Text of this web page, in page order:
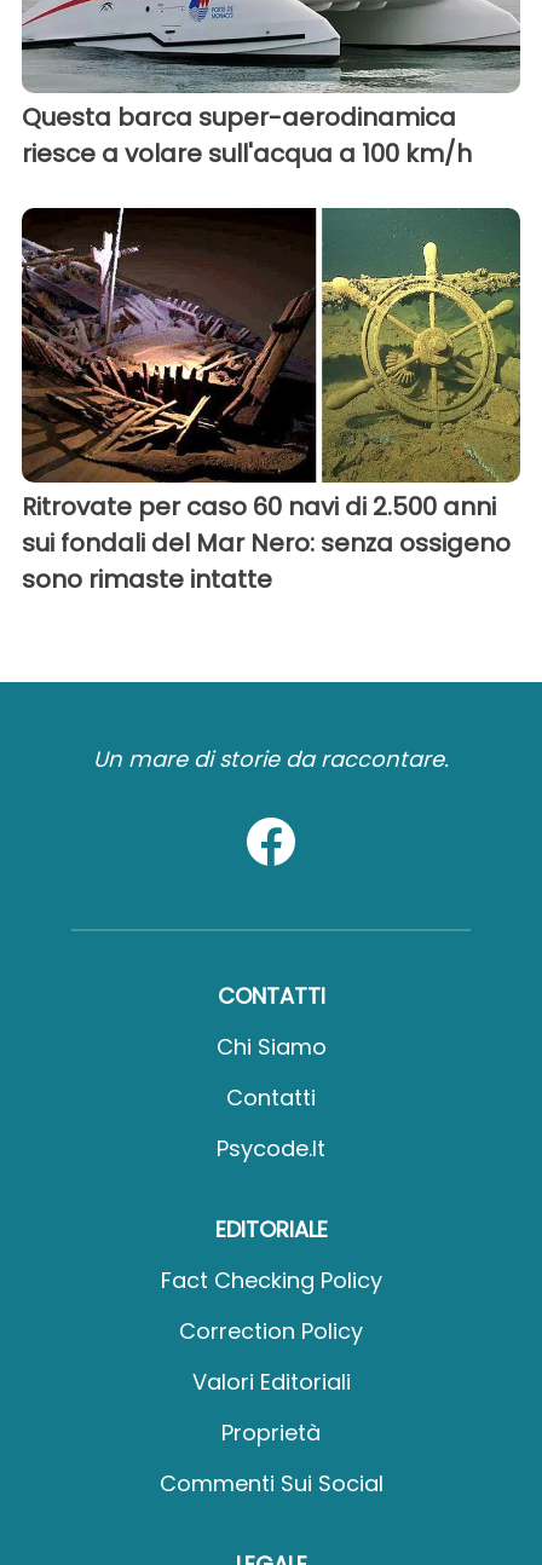
Questa barca super-aerodinamica
riesce a volare sull'acqua a 100 km/h
Ritrovate per caso 60 navi di 2.500 anni
sui fondali del Mar Nero: senza ossigeno
sono rimaste intatte
Un mare di storie da raccontare.
CONTATTI
Chi Siamo
Contatti
Psycode.it
EDITORIALE
Fact Checking Policy
Correction Policy
Valori Editoriali
Proprietà
Commenti Sui Social